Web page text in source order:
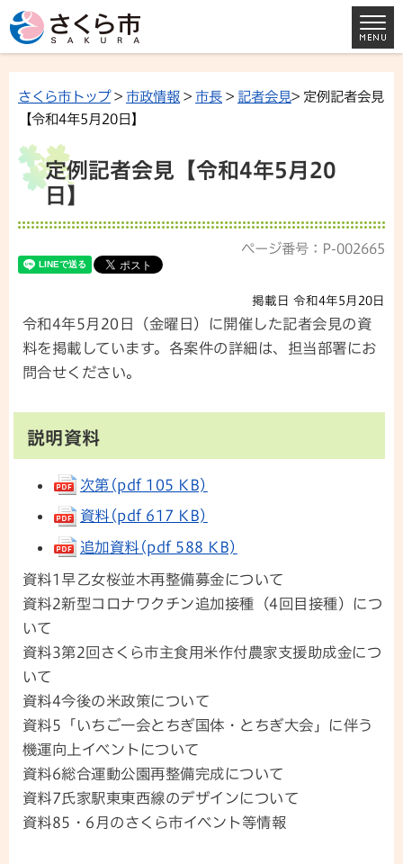
さくら市トップ> 市政情報 > 市長 > 記者会見> 定例記者会見
【令和4年5月20日】
定例記者会見【令和4年5月20
日】
ページ番号：P-002665
掲載日 令和4年5月20日
令和4年5月20日（金曜日）に開催した記者会見の資
料を掲載しています。各案件の詳細は、担当部署にお
問合せください。
説明資料
次第(pdf 105 KB)
資料(pdf 617 KB)
追加資料(pdf 588 KB)
資料1早乙女桜並木再整備募金について
資料2新型コロナワクチン追加接種（4回目接種）につ
いて
資料3第2回さくら市主食用米作付農家支援助成金につ
いて
資料4今後の米政策について
資料5「いちご一会とちぎ国体・とちぎ大会」に伴う
機運向上イベントについて
資料6総合運動公園再整備完成について
資料7氏家駅東東西線のデザインについて
資料85・6月のさくら市イベント等情報